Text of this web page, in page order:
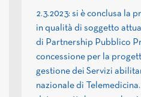
2.3.2023: si è conclusa la
in qualità di soggetto
di Partnership Pubblico
concessione per la
gestione dei Servizi
nazionale di